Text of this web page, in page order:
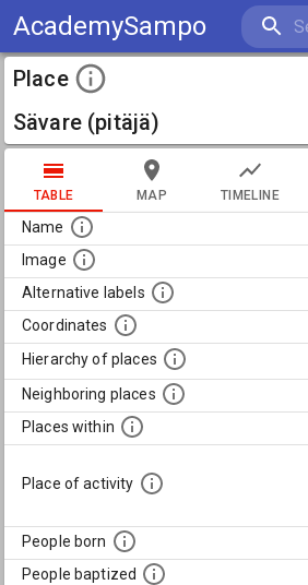
AcademySampo
Place
Sävare (pitäjä)
TABLE MAP TIMELINE
Name
Image
Alternative labels
Coordinates
Hierarchy of places
Neighboring places
Places within
Place of activity
People born
People baptized